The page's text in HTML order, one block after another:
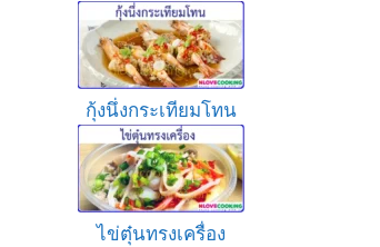
กุ้งนึ่งกระเทียมโทน
ไข่ตุ๋นทรงเครื่อง